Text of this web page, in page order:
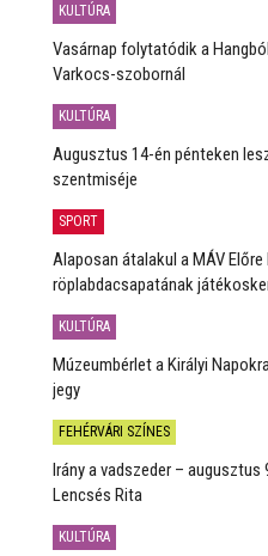
KULTÚRA
Vasárnap folytatódik a
Varkocs-szobornál
KULTÚRA
Augusztus 14-én pénteken
szentmiséje
SPORT
Alaposan átalakul a MÁV
röplabdacsapatának
KULTÚRA
Múzeumbérlet a Királyi
jegy
FEHÉRVÁRI SZÍNES
Irány a vadszeder – augusztus
Lencsés Rita
KULTÚRA